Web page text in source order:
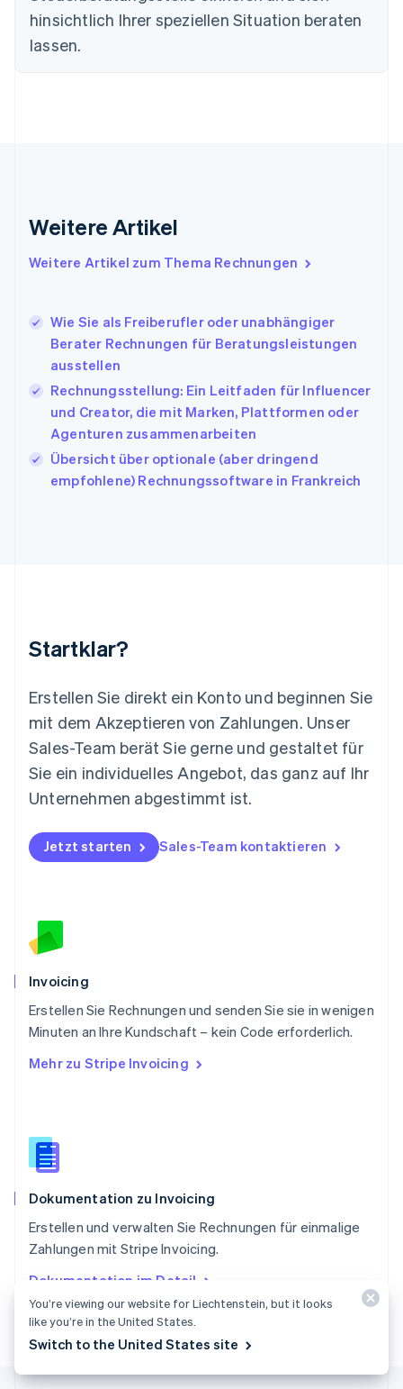
hinsichtlich Ihrer speziellen Situation beraten
lassen.
Weitere Artikel
Weitere Artikel zum Thema Rechnungen
Wie Sie als Freiberufler oder unabhängiger
Berater Rechnungen für Beratungsleistungen
ausstellen
Rechnungsstellung: Ein Leitfaden für Influencer
und Creator, die mit Marken, Plattformen oder
Agenturen zusammenarbeiten
Übersicht über optionale (aber dringend
empfohlene) Rechnungssoftware in Frankreich
Startklar?
Erstellen Sie direkt ein Konto und beginnen Sie
mit dem Akzeptieren von Zahlungen. Unser
Sales-Team berät Sie gerne und gestaltet für
Sie ein individuelles Angebot, das ganz auf Ihr
Unternehmen abgestimmt ist.
Jetzt starten Sales-Team kontaktieren
Invoicing
Erstellen Sie Rechnungen und senden Sie sie in wenigen
Minuten an Ihre Kundschaft – kein Code erforderlich.
Mehr zu Stripe Invoicing
Dokumentation zu Invoicing
Erstellen und verwalten Sie Rechnungen für einmalige
Zahlungen mit Stripe Invoicing.
Dokumentation im Detail
简体中文English
Finnland
English
Frankreich
Irland
Italien
日本語English
EnglishFrançais
Kroatien
EnglishItaliano
Lettland
Liechtenstein
DeutschEnglish
Litauen
Español English
Niederlande
NederlandsEnglish
English
Österreich
Deutsch
Polen
Portugal
PortuguêsEnglish
Schweden
Schweiz
Singapur
English简体中文
Slowakei
Slowenien
English
Spanien
Thailand
Tschechische Republik
English
Vereinigte Arabische Emirate
English
Vereinigte Staaten
Vereinigtes Königreich
You’re viewing our website for Liechtenstein, but it looks
like you’re in the United States.
Switch to the United States site